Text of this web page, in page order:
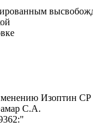
Изоптин
С.А.